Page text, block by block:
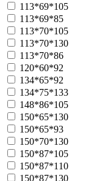
113*69*105
113*69*85
113*70*105
113*70*130
113*70*86
120*60*92
134*65*92
134*75*133
148*86*105
150*65*130
150*65*93
150*70*130
150*87*105
150*87*110
150*87*130